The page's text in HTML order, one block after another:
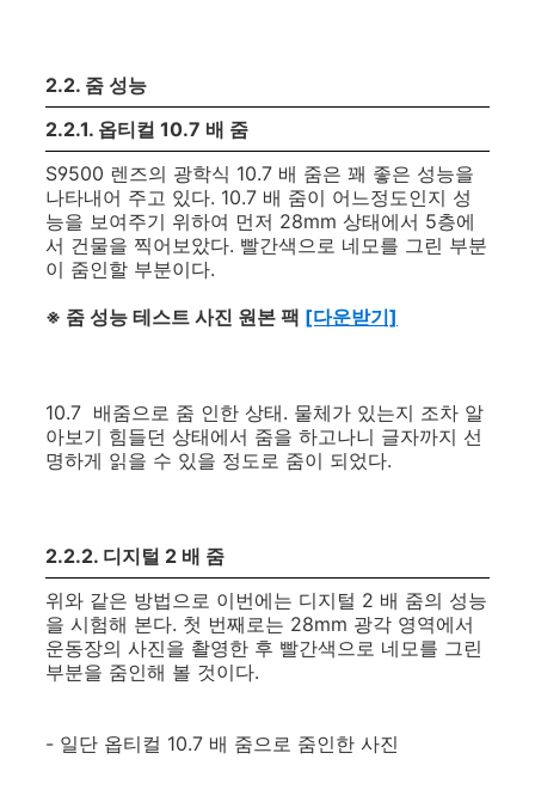
2.2. 줌 성능
2.2.1. 옵티컬 10.7 배 줌
S9500 렌즈의 광학식 10.7 배 줌은 꽤 좋은 성능을
나타내어 주고 있다. 10.7 배 줌이 어느정도인지 성
능을 보여주기 위하여 먼저 28mm 상태에서 5층에
서 건물을 찍어보았다. 빨간색으로 네모를 그린 부분
이 줌인할 부분이다.
※ 줌 성능 테스트 사진 원본 팩 [다운받기]
10.7 배줌으로 줌 인한 상태. 물체가 있는지 조차 알
아보기 힘들던 상태에서 줌을 하고나니 글자까지 선
명하게 읽을 수 있을 정도로 줌이 되었다.
2.2.2. 디지털 2 배 줌
위와 같은 방법으로 이번에는 디지털 2 배 줌의 성능
을 시험해 본다. 첫 번째로는 28mm 광각 영역에서
운동장의 사진을 촬영한 후 빨간색으로 네모를 그린
부분을 줌인해 볼 것이다.
- 일단 옵티컬 10.7 배 줌으로 줌인한 사진